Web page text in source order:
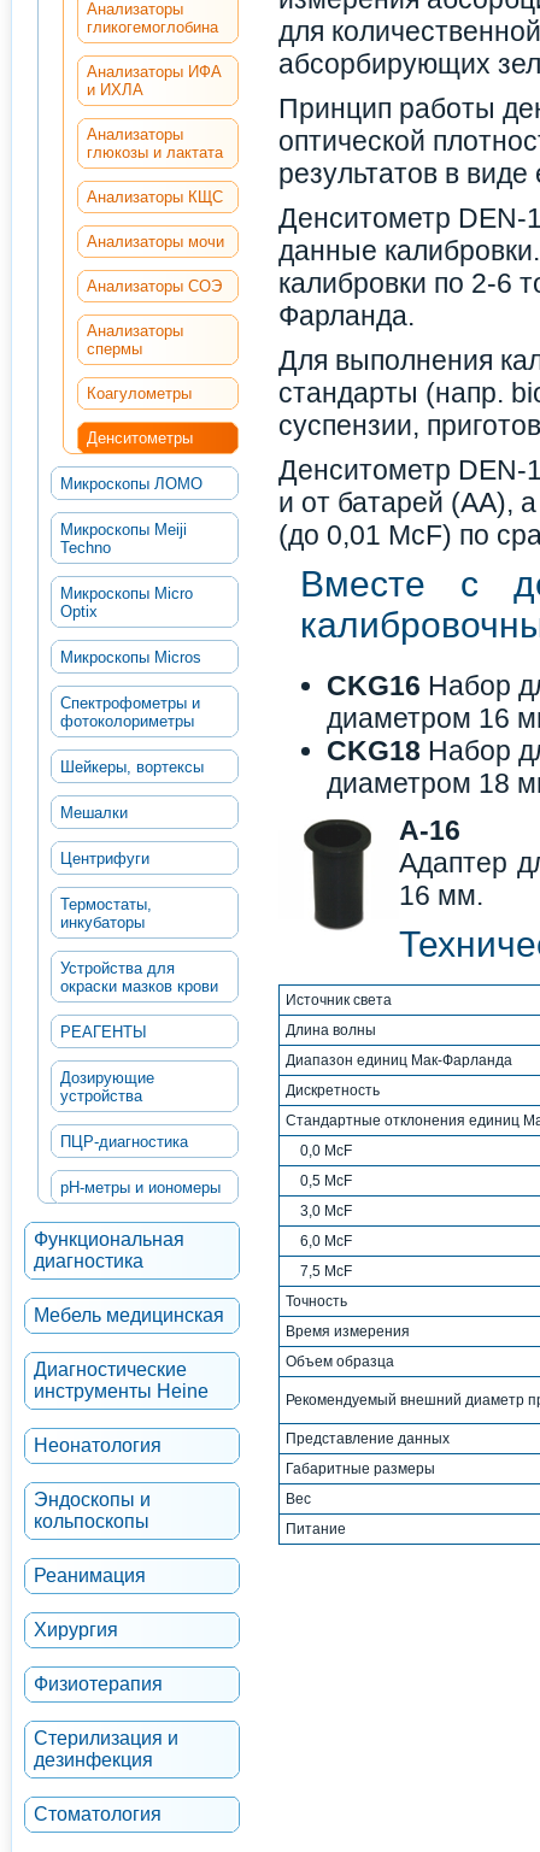
Анализаторы
гликогемоглобина
Анализаторы ИФА
и ИХЛА
Анализаторы
глюкозы и лактата
Анализаторы КЩС
Анализаторы мочи
Анализаторы СОЭ
Анализаторы
спермы
Коагулометры
Денситометры
Микроскопы ЛОМО
Микроскопы Meiji
Techno
Микроскопы Micro
Optix
Микроскопы Micros
Спектрофометры и
фотоколориметры
Шейкеры, вортексы
Мешалки
Центрифуги
Термостаты,
инкубаторы
Устройства для
окраски мазков крови
РЕАГЕНТЫ
Дозирующие
устройства
ПЦР-диагностика
рН-метры и иономеры
Функциональная
диагностика
Мебель медицинская
Диагностические
инструменты Heine
Неонатология
Эндоскопы и
кольпоскопы
Реанимация
Хирургия
Физиотерапия
Стерилизация и
дезинфекция
Стоматология
для
абсорбирующих
Принцип работы
оптической
результатов в
Денситометр DEN-
данные
калибровки по 2-6
Фарланда.
Для выполнения
стандарты (напр.
суспензии,
Денситометр DEN-
и от батарей (АА),
(до 0,01 McF) по
Вместе с
CKG16 Набор
диаметром 16
CKG18 Набор
диаметром 18
A-16
Адаптер
16 мм.
Источник света
Длина волны
Диапазон единиц Мак-Фарланда
Дискретность
Стандартные отклонения единиц
0,0 McF
0,5 McF
3,0 McF
6,0 McF
7,5 McF
Точность
Время измерения
Объем образца
Рекомендуемый внешний диаметр
Представление данных
Габаритные размеры
Вес
Питание